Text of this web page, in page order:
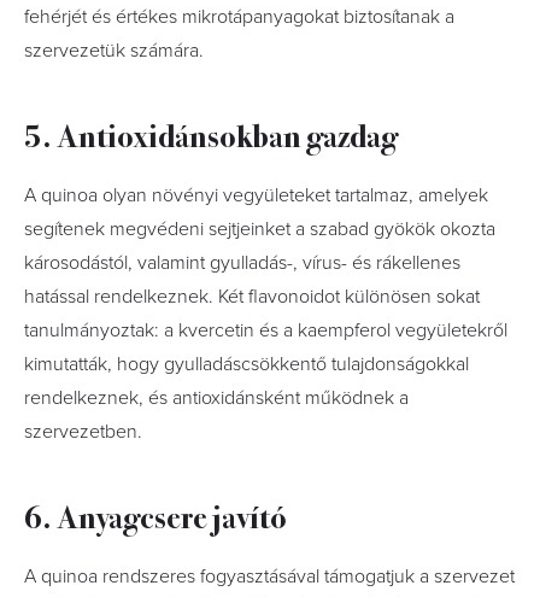
fehérjét és értékes mikrotápanyagokat biztosítanak a
szervezetük számára.
5. Antioxidánsokban gazdag
A quinoa olyan növényi vegyületeket tartalmaz, amelyek
segítenek megvédeni sejtjeinket a szabad gyökök okozta
károsodástól, valamint gyulladás-, vírus- és rákellenes
hatással rendelkeznek. Két flavonoidot különösen sokat
tanulmányoztak: a kvercetin és a kaempferol vegyületekről
kimutatták, hogy gyulladáscsökkentő tulajdonságokkal
rendelkeznek, és antioxidánsként működnek a
szervezetben.
6. Anyagcsere javító
A quinoa rendszeres fogyasztásával támogatjuk a szervezet